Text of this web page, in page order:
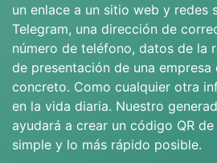
un enlace a un sitio web y redes
Telegram, una dirección de
número de teléfono, datos de la
de presentación de una empresa
concreto. Como cualquier otra
en la vida diaria. Nuestro
ayudará a crear un código QR
simple y lo más rápido posible.